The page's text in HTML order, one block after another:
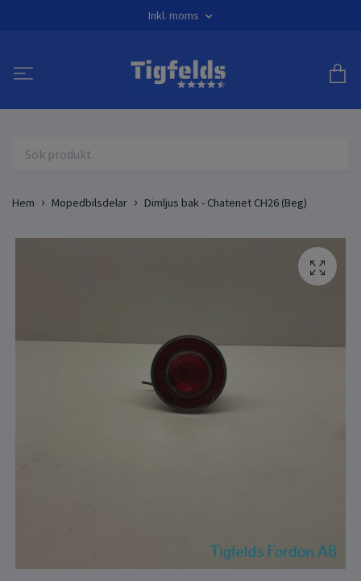
Inkl. moms
Hem Mopedbilsdelar Dimljus bak - Chatenet CH26 (Beg)